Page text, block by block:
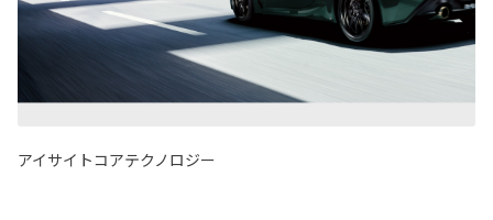
アイサイトコアテクノロジー